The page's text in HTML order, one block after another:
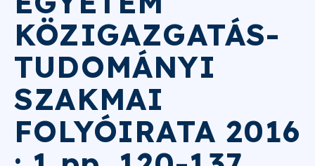
KÖZIGAZGATÁS-
TUDOMÁNYI
SZAKMAI
FOLYÓIRATA 2016